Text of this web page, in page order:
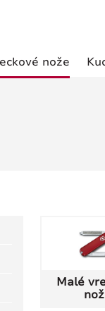
nože
Malé